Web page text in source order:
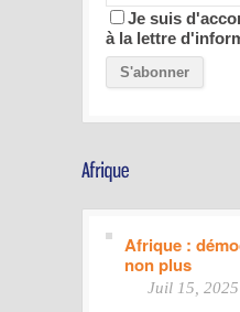
Je suis
à la lettre
Afrique :
non plus
Juil 15, 2025